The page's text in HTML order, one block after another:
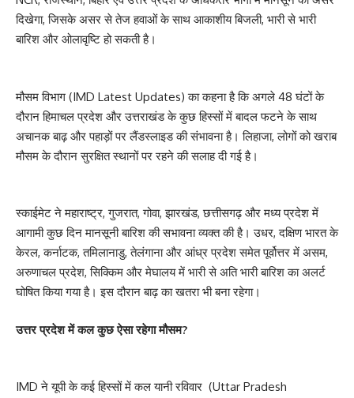
दिखेगा, जिसके असर से तेज हवाओं के साथ आकाशीय बिजली, भारी से भारी
बारिश और ओलावृष्टि हो सकती है।
मौसम विभाग (IMD Latest Updates) का कहना है कि अगले 48 घंटों के
दौरान हिमाचल प्रदेश और उत्तराखंड के कुछ हिस्सों में बादल फटने के साथ
अचानक बाढ़ और पहाड़ों पर लैंडस्लाइड की संभावना है। लिहाजा, लोगों को खराब
मौसम के दौरान सुरक्षित स्थानों पर रहने की सलाह दी गई है।
स्काईमेट ने महाराष्ट्र, गुजरात, गोवा, झारखंड, छत्तीसगढ़ और मध्य प्रदेश में
आगामी कुछ दिन मानसूनी बारिश की सभावना व्यक्त की है। उधर, दक्षिण भारत के
केरल, कर्नाटक, तमिलानाडु, तेलंगाना और आंध्र प्रदेश समेत पूर्वोत्तर में असम,
अरुणाचल प्रदेश, सिक्किम और मेघालय में भारी से अति भारी बारिश का अलर्ट
घोषित किया गया है। इस दौरान बाढ़ का खतरा भी बना रहेगा।
उत्तर प्रदेश में कल कुछ ऐसा रहेगा मौसम?
IMD ने यूपी के कई हिस्सों में कल यानी रविवार (Uttar Pradesh